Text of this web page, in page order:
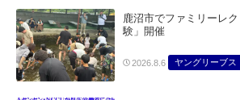
鹿沼市でファミリーレ
験」開催
2026.8.6 ヤングリーブス